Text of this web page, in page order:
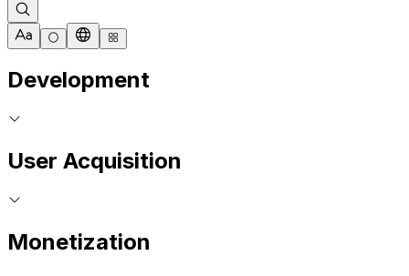
Development
User Acquisition
Monetization